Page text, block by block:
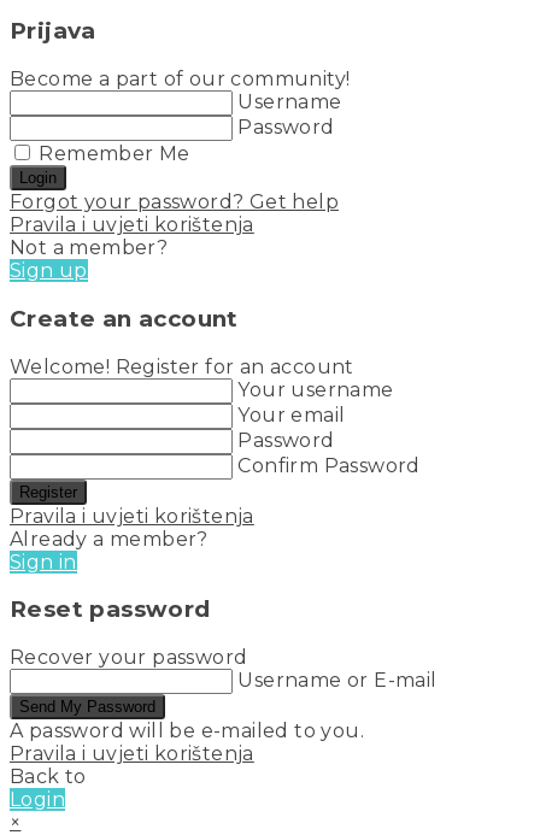
Prijava
Become a part of our community!
Username
Password
Remember Me
Login
Forgot your password? Get help
Pravila i uvjeti korištenja
Not a member?
Sign up
Create an account
Welcome! Register for an account
Your username
Your email
Password
Confirm Password
Register
Pravila i uvjeti korištenja
Already a member?
Sign in
Reset password
Recover your password
Username or E-mail
Send My Password
A password will be e-mailed to you.
Pravila i uvjeti korištenja
Back to
Login
×